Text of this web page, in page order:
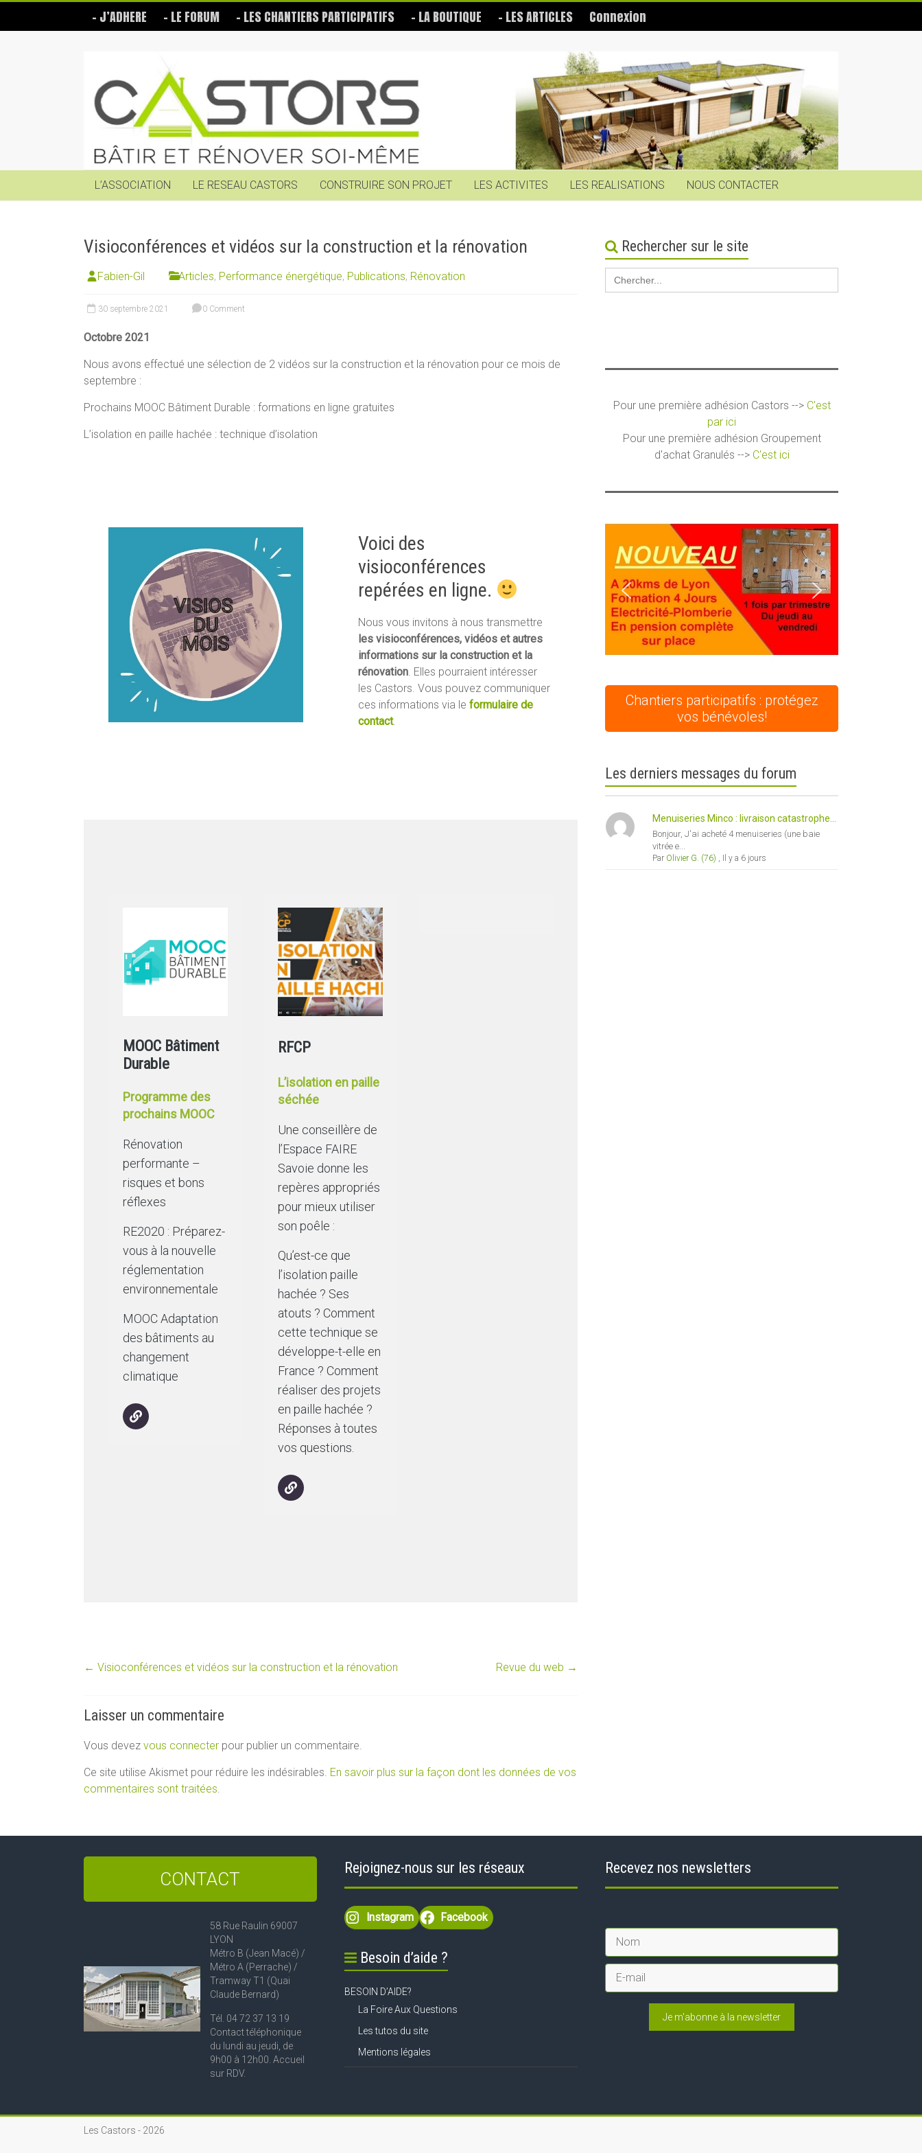
content
– J’ADHERE – LE FORUM – LES CHANTIERS PARTICIPATIFS – LA BOUTIQUE – LES ARTICLES Connexion
Castors
Bâtir
soi-
même
L’ASSOCIATION
LE RESEAU CASTORS CONSTRUIRE SON PROJET LES ACTIVITES LES REALISATIONS NOUS CONTACTER
Visioconférences et vidéos sur la construction et la rénovation
Fabien-Gil Articles, Performance énergétique, Publications, Rénovation
30 septembre 2021 0 Comment
Octobre 2021
Nous avons effectué une sélection de 2 vidéos sur la construction et la rénovation pour ce mois de
septembre :
Prochains MOOC Bâtiment Durable : formations en ligne gratuites
L’isolation en paille hachée : technique d’isolation
Voici des
visioconférences
repérées en ligne.
Nous vous invitons à nous transmettre
les visioconférences, vidéos et autres
informations sur la construction et la
rénovation. Elles pourraient intéresser
les Castors. Vous pouvez communiquer
ces informations via le formulaire de
contact.
MOOC Bâtiment
Durable
Programme des
prochains MOOC
Rénovation
performante –
risques et bons
réflexes
RE2020 : Préparez-
vous à la nouvelle
réglementation
environnementale
MOOC Adaptation
des bâtiments au
changement
climatique
RFCP
L’isolation en paille
séchée
Une conseillère de
l’Espace FAIRE
Savoie donne les
repères appropriés
pour mieux utiliser
son poêle :
Qu’est-ce que
l’isolation paille
hachée ? Ses
atouts ? Comment
cette technique se
développe-t-elle en
France ? Comment
réaliser des projets
en paille hachée ?
Réponses à toutes
vos questions.
← Visioconférences et vidéos sur la construction et la rénovation Revue du web →
Laisser un commentaire
Vous devez vous connecter pour publier un commentaire.
Ce site utilise Akismet pour réduire les indésirables. En savoir plus sur la façon dont les données de vos
commentaires sont traitées.
Rechercher sur le site
Search
for:
Pour une première adhésion Castors --> C'est
par ici
Pour une première adhésion Groupement
d'achat Granulés --> C'est ici
Chantiers participatifs : protégez
vos bénévoles!
Les derniers messages du forum
Menuiseries Minco : livraison catastrophe...
Bonjour, J'ai acheté 4 menuiseries (une baie
vitrée e...
Par Olivier G. (76) Il y a 6 jours
CONTACT
58 Rue Raulin 69007
LYON
Métro B (Jean Macé) /
Métro A (Perrache) /
Tramway T1 (Quai
Claude Bernard)
Tél. 04 72 37 13 19
Contact téléphonique
du lundi au jeudi, de
9h00 à 12h00. Accueil
sur RDV.
Rejoignez-nous sur les réseaux
Instagram Facebook
Besoin d’aide ?
BESOIN D’AIDE?
La Foire Aux Questions
Les tutos du site
Mentions légales
Recevez nos newsletters
Je m'abonne à la newsletter
Les Castors - 2026